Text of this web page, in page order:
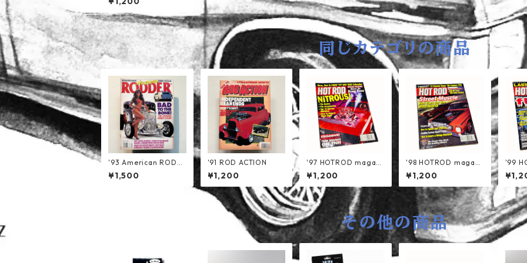
同じカテゴリの商品
'93 American RODD
ER
¥1,500
'91 ROD ACTION
¥1,200
'97 HOTROD magazi
ne
¥1,200
'98 HOTROD magazi
ne
¥1,200
'99
ne
その他の商品